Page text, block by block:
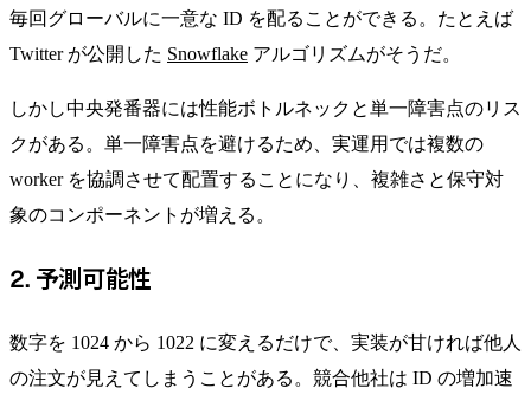
毎回グローバルに一意な ID を配ることができる。たとえば
Twitter が公開した Snowflake アルゴリズムがそうだ。
しかし中央発番器には性能ボトルネックと単一障害点のリス
クがある。単一障害点を避けるため、実運用では複数の
worker を協調させて配置することになり、複雑さと保守対
象のコンポーネントが増える。
2. 予測可能性
数字を 1024 から 1022 に変えるだけで、実装が甘ければ他人
の注文が見えてしまうことがある。競合他社は ID の増加速